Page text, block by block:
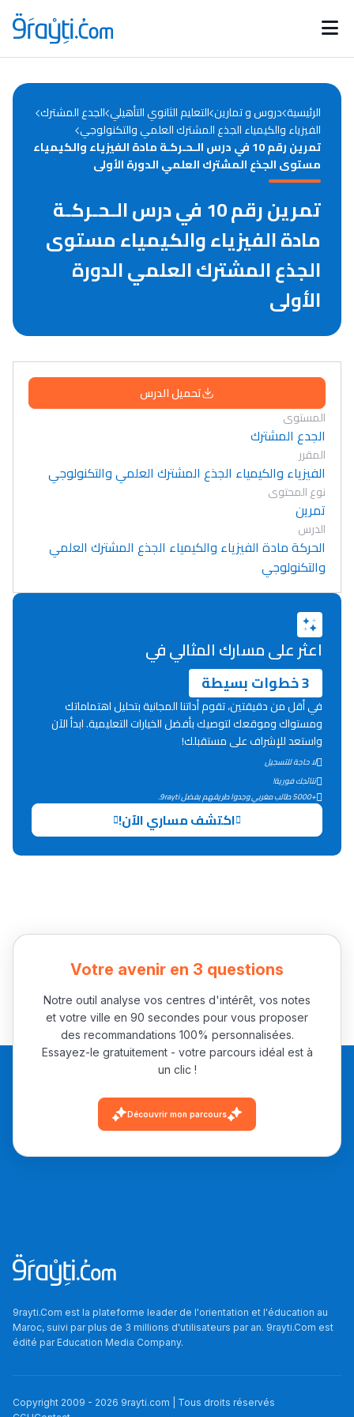
Catégories
d'actualités
Annonces bourses
Lycée Maroc
التعليم الثانوي التأهيلي
Collège au Maroc
التعليم الثانوي الإعدادي
+ de 89 Interviews/Vidéos
دليل المهن
ما يزيد عن 149 مهنة
دليل التوجيه
التوجيه بالثانوي و الإعدادي
Ki Derti Liha
ومن الخارج، بشرى
الرئيسية دروس و تمارين التعليم الثانوي التأهيلي الجدع المشترك
الفيزياء والكيمياء الجذع المشترك العلمي والتكنولوجي
تمرين رقم 10 في درس الـحـركـة مادة الفيزياء والكيمياء
مستوى الجذع المشترك العلمي الدورة الأولى
تمرين رقم 10 في درس الـحـركـة
مادة الفيزياء والكيمياء مستوى
الجذع المشترك العلمي الدورة
الأولى
تحميل الدرس
المستوى
الجدع المشترك
المقرر
الفيزياء والكيمياء الجذع المشترك العلمي والتكنولوجي
نوع المحتوى
تمرين
الدرس
الحركة مادة الفيزياء والكيمياء الجذع المشترك العلمي
والتكنولوجي
اعثر على مسارك المثالي في
3 خطوات بسيطة
في أقل من دقيقتين، تقوم أداتنا المجانية بتحليل اهتماماتك
ومستواك وموقعك لتوصيك بأفضل الخيارات التعليمية. ابدأ الآن
واستعد للإشراف على مستقبلك!
لا حاجة للتسجيل
نتائجك فورية!
+5000 طالب مغربي وجدوا طريقهم بفضل 9rayti.
اكتشف مساري الآن!
Votre avenir en 3 questions
Notre outil analyse vos centres d'intérêt, vos notes
et votre ville en 90 secondes pour vous proposer
des recommandations 100% personnalisées.
Essayez-le gratuitement - votre parcours idéal est à
un clic !
Découvrir mon parcours
9rayti.Com est la plateforme leader de l'orientation et l'éducation au
Maroc, suivi par plus de 3 millions d'utilisateurs par an. 9rayti.Com est
édité parEducation Media Company.
Copyright 2009 - 2026 9rayti.com | Tous droits réservés